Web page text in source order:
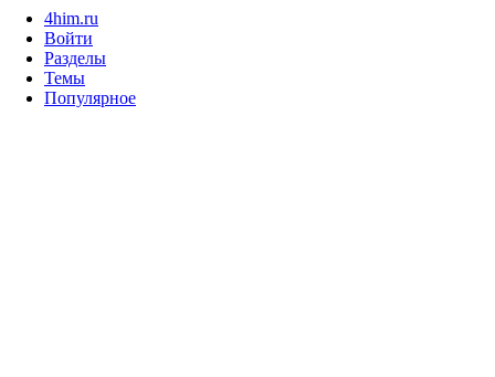
4him.ru
Войти
Разделы
Темы
Популярное